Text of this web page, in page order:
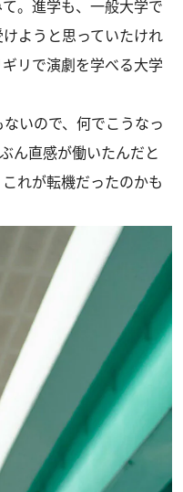
。進学も、一般大学で
ようと思っていたけれ
リで演劇を学べる大学
いので、何でこうなっ
ん直感が働いたんだと
れが転機だったのかも